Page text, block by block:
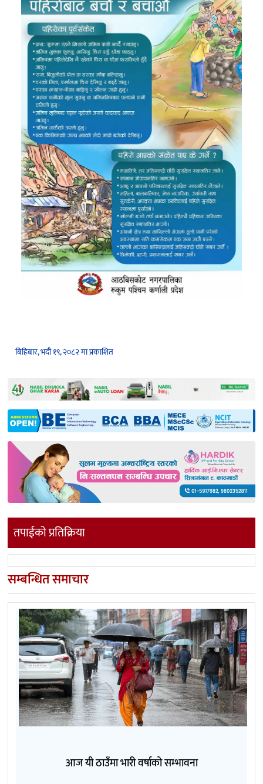
बिहिबार, भदौ १९, २०८२ मा प्रकाशित
तपाईको प्रतिक्रिया
सम्बन्धित समाचार
आज यी ठाउँमा भारी वर्षाको सम्भावना